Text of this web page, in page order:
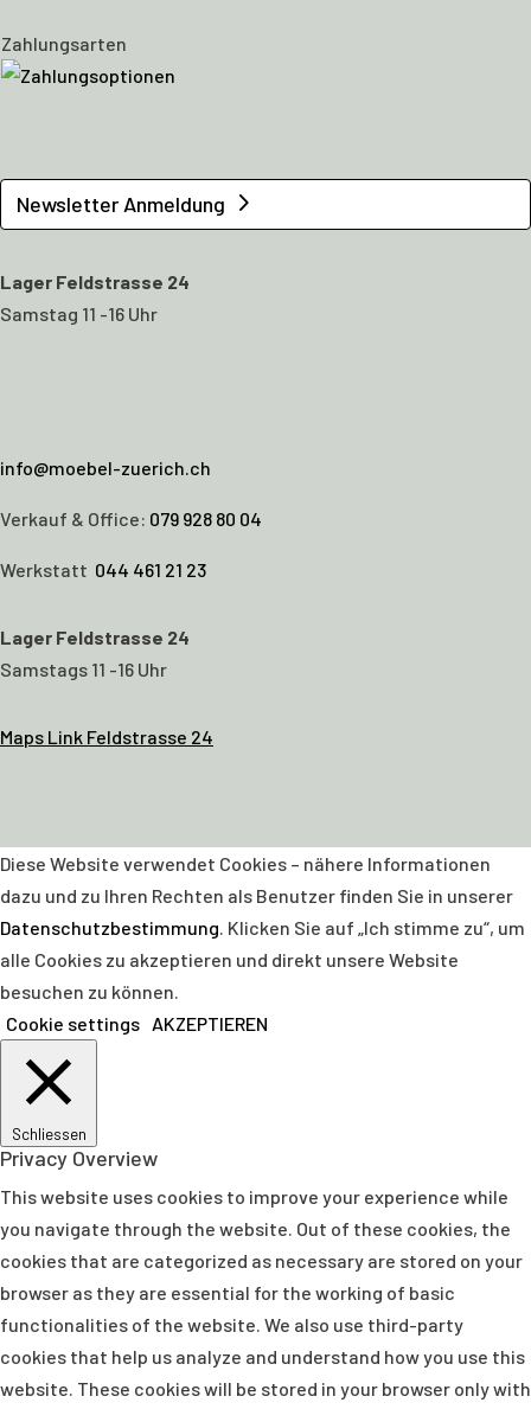
Zahlungsarten
Newsletter Anmeldung
Lager Feldstrasse 24
Samstag 11 -16 Uhr
info@moebel-zuerich.ch
Verkauf & Office: 079 928 80 04
Werkstatt 044 461 21 23
Lager Feldstrasse 24
Samstags 11 -16 Uhr
Maps Link Feldstrasse 24
Diese Website verwendet Cookies – nähere Informationen
dazu und zu Ihren Rechten als Benutzer finden Sie in unserer
Datenschutzbestimmung . Klicken Sie auf „Ich stimme zu“, um
alle Cookies zu akzeptieren und direkt unsere Website
besuchen zu können.
Cookie settings AKZEPTIEREN
Schliessen
Privacy Overview
This website uses cookies to improve your experience while
you navigate through the website. Out of these cookies, the
cookies that are categorized as necessary are stored on your
browser as they are essential for the working of basic
functionalities of the website. We also use third-party
cookies that help us analyze and understand how you use this
website. These cookies will be stored in your browser only with